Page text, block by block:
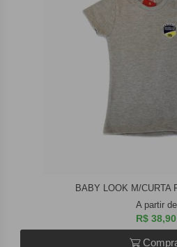
BABY LOOK M/CURTA
A partir de
R$ 38,90